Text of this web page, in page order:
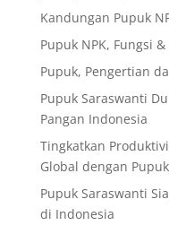
Kandungan Pupuk
Pupuk NPK, Fungsi
Pupuk, Pengertian
Pupuk Saraswanti
Pangan Indonesia
Tingkatkan
Global dengan
Pupuk Saraswanti
di Indonesia